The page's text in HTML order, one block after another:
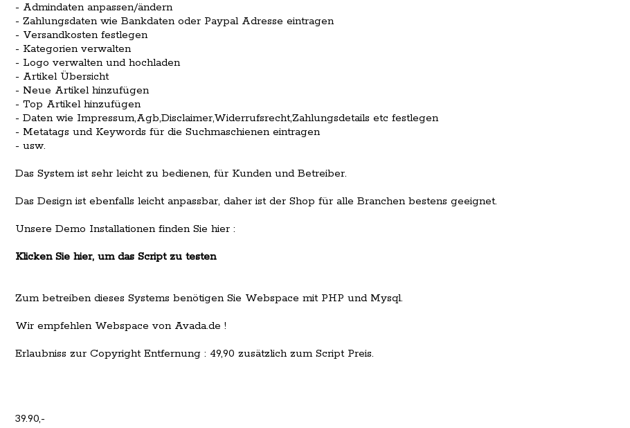
- Admindaten anpassen/ändern
- Zahlungsdaten wie Bankdaten oder Paypal Adresse eintragen
- Versandkosten festlegen
- Kategorien verwalten
- Logo verwalten und hochladen
- Artikel Übersicht
- Neue Artikel hinzufügen
- Top Artikel hinzufügen
- Daten wie Impressum,Agb,Disclaimer,Widerrufsrecht,Zahlungsdetails etc festlegen
- Metatags und Keywords für die Suchmaschienen eintragen
- usw.
Das System ist sehr leicht zu bedienen, für Kunden und Betreiber.
Das Design ist ebenfalls leicht anpassbar, daher ist der Shop für alle Branchen bestens geeignet.
Unsere Demo Installationen finden Sie hier :
Klicken Sie hier, um das Script zu testen
Zum betreiben dieses Systems benötigen Sie Webspace mit PHP und Mysql.
Wir empfehlen Webspace von Avada.de !
Erlaubniss zur Copyright Entfernung : 49,90 zusätzlich zum Script Preis.
39.90,-